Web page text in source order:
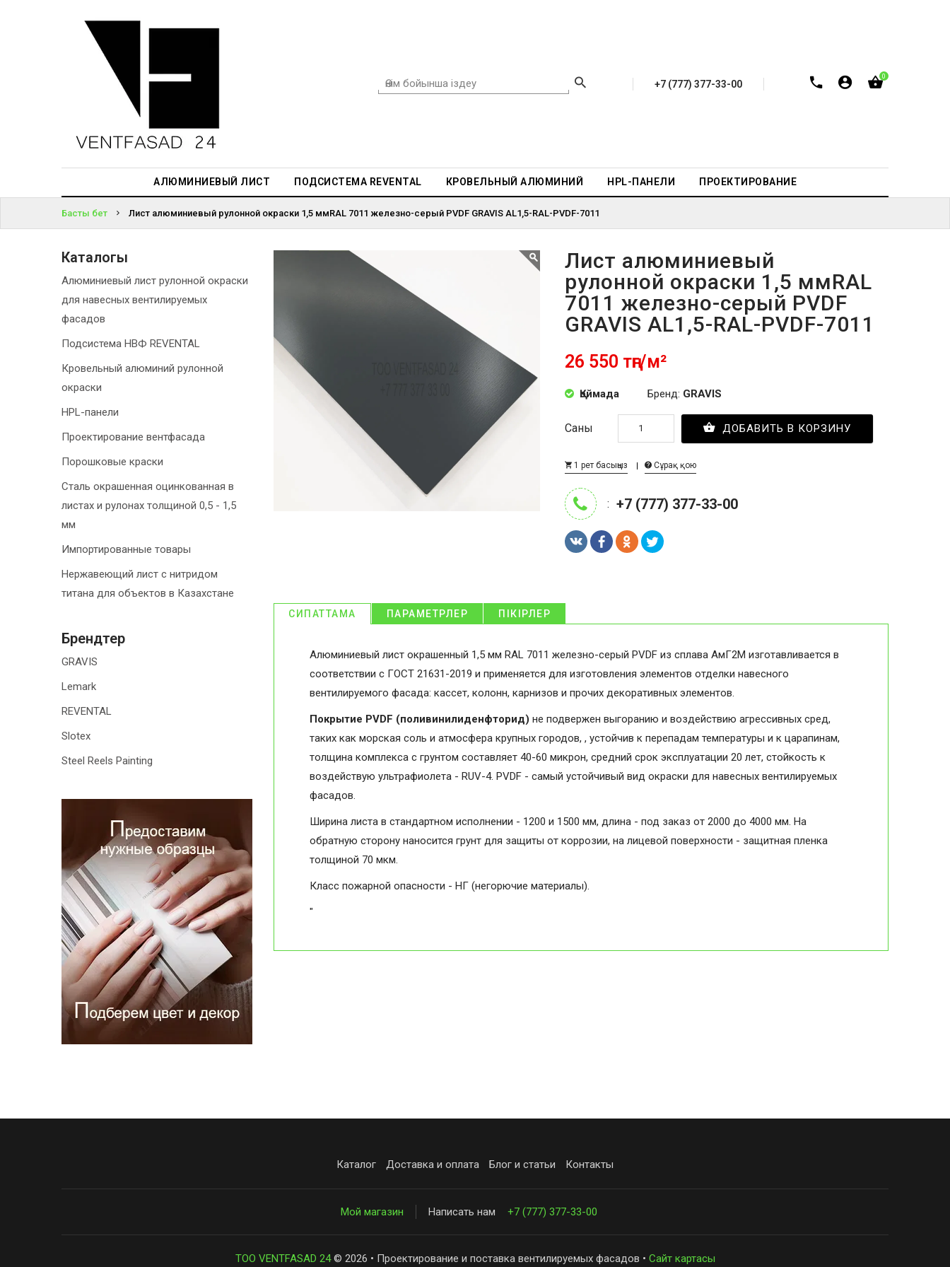
+7 (777) 377-33-00
0
АЛЮМИНИЕВЫЙ ЛИСТ ПОДСИСТЕМА REVENTAL КРОВЕЛЬНЫЙ АЛЮМИНИЙ HPL-ПАНЕЛИ ПРОЕКТИРОВАНИЕ
АЛЮМИНИЕВЫЙ
ПРОЕКТИРОВАНИЕ
КІРІҢІЗ
ПАРОЛЬДІ
БА?
Басты бет Лист алюминиевый рулонной окраски 1,5 ммRAL 7011 железно-серый PVDF GRAVIS AL1,5-RAL-PVDF-7011
Лист алюминиевый
рулонной окраски 1,5 ммRAL
7011 железно-серый PVDF
GRAVIS AL1,5-RAL-PVDF-7011
26 550 тңг/м²
Қоймада Бренд: GRAVIS
Саны ДОБАВИТЬ В КОРЗИНУ
1 рет басыңыз Сұрақ қою
: +7 (777) 377-33-00
СИПАТТАМА ПАРАМЕТРЛЕР ПІКІРЛЕР
Алюминиевый лист окрашенный 1,5 мм RAL 7011 железно-серый PVDF из сплава АмГ2М изготавливается в
соответствии с ГОСТ 21631-2019 и применяется для изготовления элементов отделки навесного
вентилируемого фасада: кассет, колонн, карнизов и прочих декоративных элементов.
Покрытие PVDF (поливинилиденфторид) не подвержен выгоранию и воздействию агрессивных сред,
таких как морская соль и атмосфера крупных городов, , устойчив к перепадам температуры и к царапинам,
толщина комплекса с грунтом составляет 40-60 микрон, средний срок эксплуатации 20 лет, стойкость к
воздействую ультрафиолета - RUV-4. PVDF - самый устойчивый вид окраски для навесных вентилируемых
фасадов.
Ширина листа в стандартном исполнении - 1200 и 1500 мм, длина - под заказ от 2000 до 4000 мм. На
обратную сторону наносится грунт для защиты от коррозии, на лицевой поверхности - защитная пленка
толщиной 70 мкм.
Класс пожарной опасности - НГ (негорючие материалы).
"
Каталогы
Алюминиевый лист рулонной окраски
для навесных вентилируемых
фасадов
Подсистема НВФ REVENTAL
Кровельный алюминий рулонной
окраски
HPL-панели
Проектирование вентфасада
Порошковые краски
Сталь окрашенная оцинкованная в
листах и рулонах толщиной 0,5 - 1,5
мм
Импортированные товары
Нержавеющий лист с нитридом
титана для объектов в Казахстане
Брендтер
GRAVIS
Lemark
REVENTAL
Slotex
Steel Reels Painting
Каталог Доставка и оплата Блог и статьи Контакты
Мой магазин Написать нам +7 (777) 377-33-00
ТОО VENTFASAD 24© 2026 • Проектирование и поставка вентилируемых фасадов • Сайт картасы